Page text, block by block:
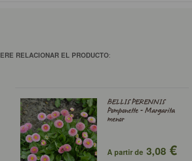
RELACIONAR EL PRODUCTO:
BELLIS PERENNIS
Pomponette - Margarita
menor
A partir de3,08€